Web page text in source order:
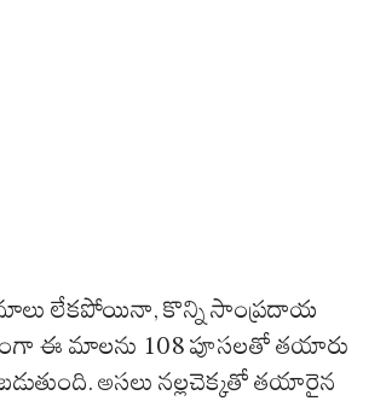
లేకపోయినా, కొన్ని సాంప్రదాయ
ఈ మాలను 108 పూసలతో తయారు
అసలు నల్లచెక్కతో తయారైన